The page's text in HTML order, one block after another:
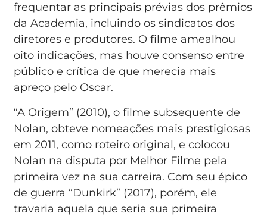
frequentar as principais prévias dos prêmios
da Academia, incluindo os sindicatos dos
diretores e produtores. O filme amealhou
oito indicações, mas houve consenso entre
público e crítica de que merecia mais
apreço pelo Oscar.
“A Origem” (2010), o filme subsequente de
Nolan, obteve nomeações mais prestigiosas
em 2011, como roteiro original, e colocou
Nolan na disputa por Melhor Filme pela
primeira vez na sua carreira. Com seu épico
de guerra “Dunkirk” (2017), porém, ele
travaria aquela que seria sua primeira